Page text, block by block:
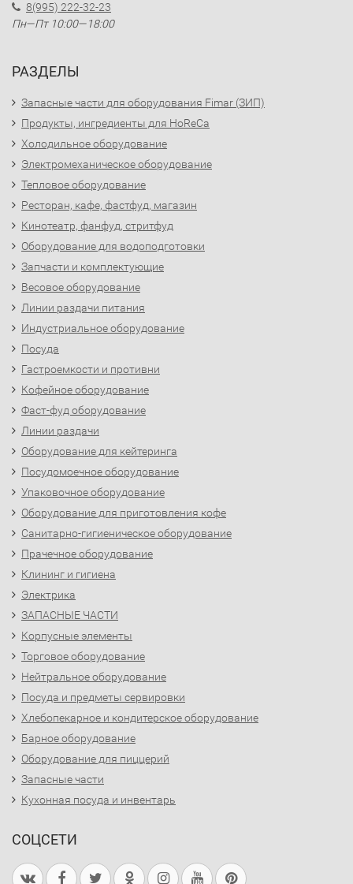
8(995) 222-32-23
Пн—Пт 10:00—18:00
РАЗДЕЛЫ
Запасные части для оборудования Fimar (ЗИП)
Продукты, ингредиенты для HoReCa
Холодильное оборудование
Электромеханическое оборудование
Тепловое оборудование
Ресторан, кафе, фастфуд, магазин
Кинотеатр, фанфуд, стритфуд
Оборудование для водоподготовки
Запчасти и комплектующие
Весовое оборудование
Линии раздачи питания
Индустриальное оборудование
Посуда
Гастроемкости и противни
Кофейное оборудование
Фаст-фуд оборудование
Линии раздачи
Оборудование для кейтеринга
Посудомоечное оборудование
Упаковочное оборудование
Оборудование для приготовления кофе
Санитарно-гигиеническое оборудование
Прачечное оборудование
Клининг и гигиена
Электрика
ЗАПАСНЫЕ ЧАСТИ
Корпусные элементы
Торговое оборудование
Нейтральное оборудование
Посуда и предметы сервировки
Хлебопекарное и кондитерское оборудование
Барное оборудование
Оборудование для пиццерий
Запасные части
Кухонная посуда и инвентарь
СОЦСЕТИ